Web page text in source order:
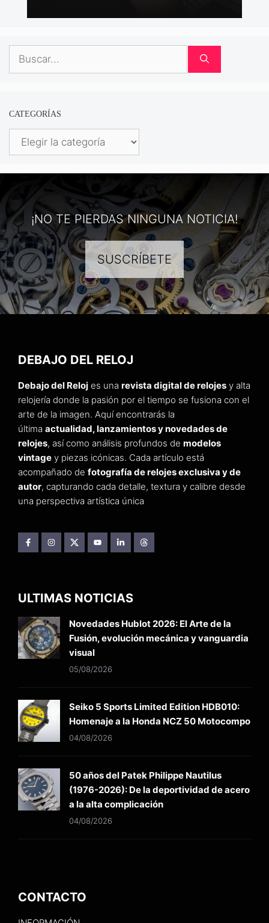
Buscar:
CATEGORÍAS
Categorías
¡NO TE PIERDAS NINGUNA NOTICIA!
SUSCRÍBETE
DEBAJO DEL RELOJ
Debajo del Reloj es una revista digital de relojes y alta
relojería donde la pasión por el tiempo se fusiona con el
arte de la imagen. Aquí encontrarás la
última actualidad, lanzamientos y novedades de
relojes, así como análisis profundos de modelos
vintage y piezas icónicas. Cada artículo está
acompañado de fotografía de relojes exclusiva y de
autor, capturando cada detalle, textura y calibre desde
una perspectiva artística única
ULTIMAS NOTICIAS
Novedades Hublot 2026: El Arte de la
Fusión, evolución mecánica y vanguardia
visual
05/08/2026
Seiko 5 Sports Limited Edition HDB010:
Homenaje a la Honda NCZ 50 Motocompo
04/08/2026
50 años del Patek Philippe Nautilus
(1976-2026): De la deportividad de acero
a la alta complicación
04/08/2026
CONTACTO